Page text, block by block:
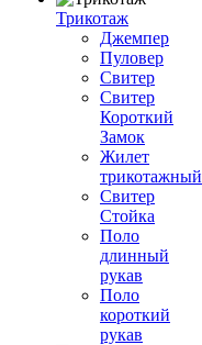
Трикотаж
Джемпер
Пуловер
Свитер
Свитер
Короткий
Замок
Жилет
трикотажный
Свитер
Стойка
Поло
длинный
рукав
Поло
короткий
рукав